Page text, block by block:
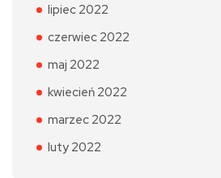
lipiec 2022
czerwiec 2022
maj 2022
kwiecień 2022
marzec 2022
luty 2022